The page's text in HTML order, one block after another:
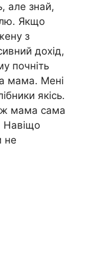
але знай,
Якщо
з
дохід,
почніть
мама. Мені
якісь.
ж мама сама
Навіщо
не